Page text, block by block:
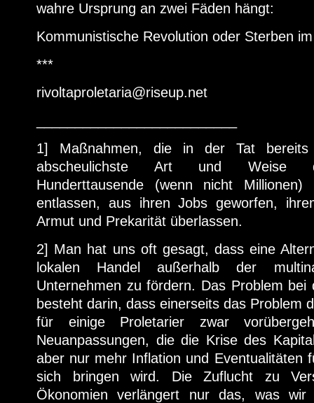
wahre Ursprung an zwei Fäden hängt:
Kommunistische Revolution oder Sterben
***
rivoltaproletaria@riseup.net
1] Maßnahmen, die in der Tat
abscheulichste Art und Weise
Hunderttausende (wenn nicht
entlassen, aus ihren Jobs geworfen,
Armut und Prekarität überlassen.
2] Man hat uns oft gesagt, dass eine
lokalen Handel außerhalb der
Unternehmen zu fördern. Das Problem bei
besteht darin, dass einerseits das Problem
für einige Proletarier zwar
Neuanpassungen, die die Krise des
aber nur mehr Inflation und Eventualitäten
sich bringen wird. Die Zuflucht zu
Ökonomien verlängert nur das, was wir